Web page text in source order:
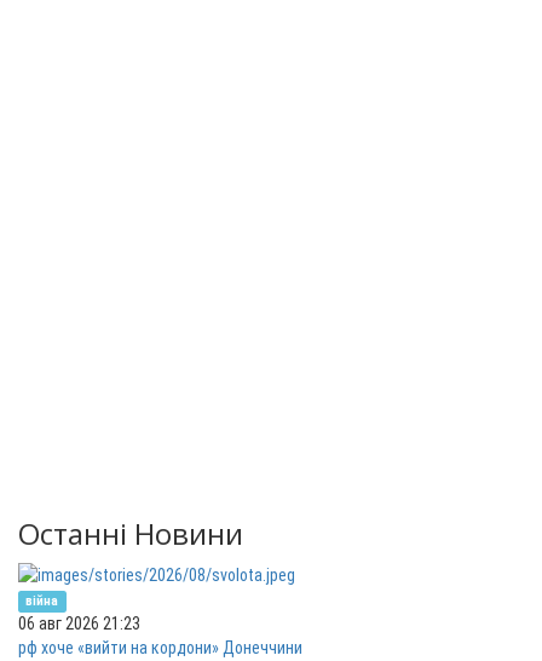
Останні Новини
війна
06 авг 2026 21:23
рф хоче «вийти на кордони» Донеччини